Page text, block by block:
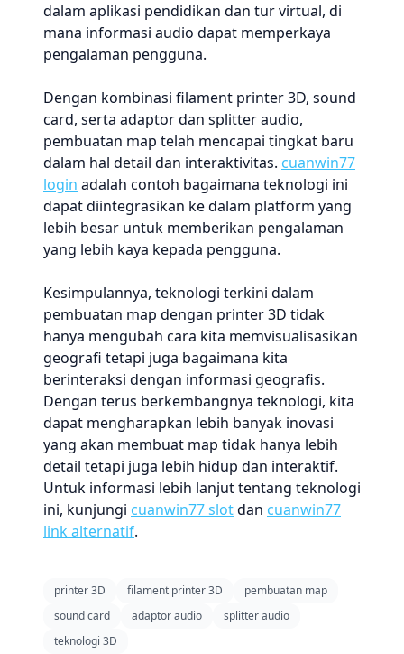
dalam aplikasi pendidikan dan tur virtual, di
mana informasi audio dapat memperkaya
pengalaman pengguna.
Dengan kombinasi filament printer 3D, sound
card, serta adaptor dan splitter audio,
pembuatan map telah mencapai tingkat baru
dalam hal detail dan interaktivitas. cuanwin77
login adalah contoh bagaimana teknologi ini
dapat diintegrasikan ke dalam platform yang
lebih besar untuk memberikan pengalaman
yang lebih kaya kepada pengguna.
Kesimpulannya, teknologi terkini dalam
pembuatan map dengan printer 3D tidak
hanya mengubah cara kita memvisualisasikan
geografi tetapi juga bagaimana kita
berinteraksi dengan informasi geografis.
Dengan terus berkembangnya teknologi, kita
dapat mengharapkan lebih banyak inovasi
yang akan membuat map tidak hanya lebih
detail tetapi juga lebih hidup dan interaktif.
Untuk informasi lebih lanjut tentang teknologi
ini, kunjungi cuanwin77 slotdan cuanwin77
link alternatif.
printer 3D filament printer 3D
pembuatan map
sound card
adaptor audio
splitter audio
teknologi 3D